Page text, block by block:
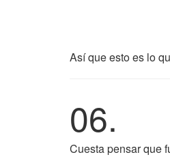
Así que esto es lo
06.
Cuesta pensar que